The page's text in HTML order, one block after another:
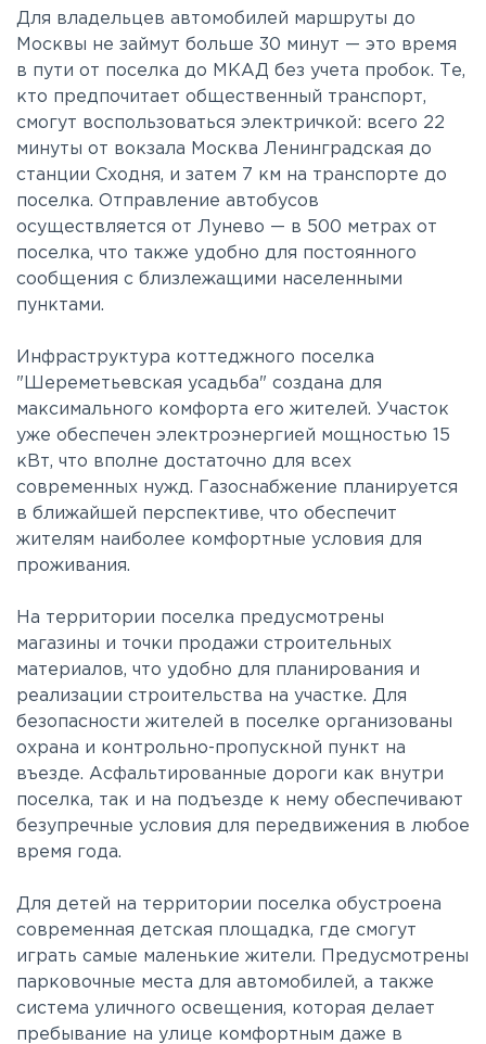
Для владельцев автомобилей маршруты до
Москвы не займут больше 30 минут — это время
в пути от поселка до МКАД без учета пробок. Те,
кто предпочитает общественный транспорт,
смогут воспользоваться электричкой: всего 22
минуты от вокзала Москва Ленинградская до
станции Сходня, и затем 7 км на транспорте до
поселка. Отправление автобусов
осуществляется от Лунево — в 500 метрах от
поселка, что также удобно для постоянного
сообщения с близлежащими населенными
пунктами.
Инфраструктура коттеджного поселка
"Шереметьевская усадьба" создана для
максимального комфорта его жителей. Участок
уже обеспечен электроэнергией мощностью 15
кВт, что вполне достаточно для всех
современных нужд. Газоснабжение планируется
в ближайшей перспективе, что обеспечит
жителям наиболее комфортные условия для
проживания.
На территории поселка предусмотрены
магазины и точки продажи строительных
материалов, что удобно для планирования и
реализации строительства на участке. Для
безопасности жителей в поселке организованы
охрана и контрольно-пропускной пункт на
въезде. Асфальтированные дороги как внутри
поселка, так и на подъезде к нему обеспечивают
безупречные условия для передвижения в любое
время года.
Для детей на территории поселка обустроена
современная детская площадка, где смогут
играть самые маленькие жители. Предусмотрены
парковочные места для автомобилей, а также
система уличного освещения, которая делает
пребывание на улице комфортным даже в